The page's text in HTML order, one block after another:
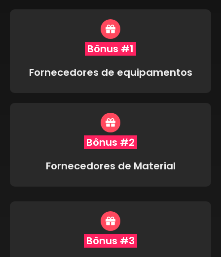
Bônus #1
Fornecedores de equipamentos
Bônus #2
Fornecedores de Material
Bônus #3